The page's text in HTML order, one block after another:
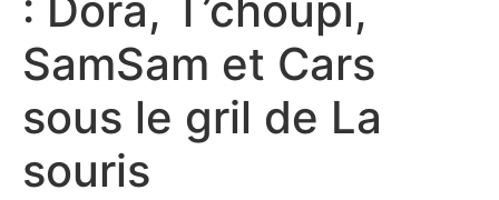
: Dora, T’choupi,
SamSam et Cars
sous le gril de La
souris